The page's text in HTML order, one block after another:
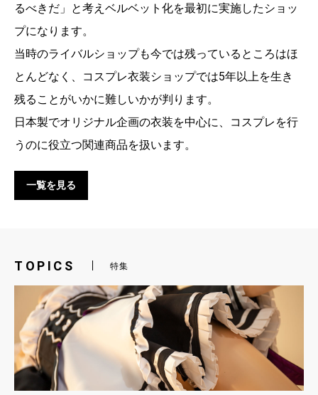
るべきだ」と考えベルベット化を最初に実施したショッ
プになります。
当時のライバルショップも今では残っているところはほ
とんどなく、コスプレ衣装ショップでは5年以上を生き
残ることがいかに難しいかが判ります。
日本製でオリジナル企画の衣装を中心に、コスプレを行
うのに役立つ関連商品を扱います。
一覧を見る
TOPICS 特集